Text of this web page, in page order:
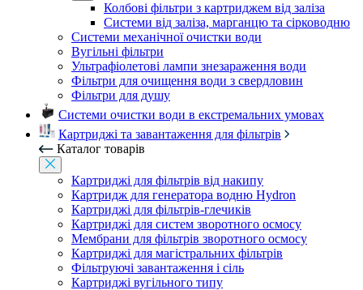
Колбові фільтри з картриджем від заліза
Системи від заліза, марганцю та сірководню
Системи механічної очистки води
Вугільні фільтри
Ультрафіолетові лампи знезараження води
Фільтри для очищення води з свердловин
Фільтри для душу
Системи очистки води в екстремальних умовах
Картриджі та завантаження для фільтрів
Каталог товарів
Картриджі для фільтрів від накипу
Картридж для генератора водню Hydron
Картриджі для фільтрів-глечиків
Картриджі для систем зворотного осмосу
Мембрани для фільтрів зворотного осмосу
Картриджі для магістральних фільтрів
Фільтруючі завантаження і сіль
Картриджі вугільного типу